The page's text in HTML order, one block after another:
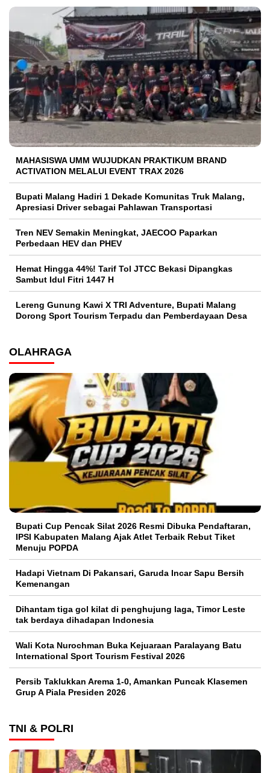
MAHASISWA UMM WUJUDKAN PRAKTIKUM BRAND
ACTIVATION MELALUI EVENT TRAX 2026
Bupati Malang Hadiri 1 Dekade Komunitas Truk Malang,
Apresiasi Driver sebagai Pahlawan Transportasi
Tren NEV Semakin Meningkat, JAECOO Paparkan
Perbedaan HEV dan PHEV
Hemat Hingga 44%! Tarif Tol JTCC Bekasi Dipangkas
Sambut Idul Fitri 1447 H
Lereng Gunung Kawi X TRI Adventure, Bupati Malang
Dorong Sport Tourism Terpadu dan Pemberdayaan Desa
OLAHRAGA
Bupati Cup Pencak Silat 2026 Resmi Dibuka Pendaftaran,
IPSI Kabupaten Malang Ajak Atlet Terbaik Rebut Tiket
Menuju POPDA
Hadapi Vietnam Di Pakansari, Garuda Incar Sapu Bersih
Kemenangan
Dihantam tiga gol kilat di penghujung laga, Timor Leste
tak berdaya dihadapan Indonesia
Wali Kota Nurochman Buka Kejuaraan Paralayang Batu
International Sport Tourism Festival 2026
Persib Taklukkan Arema 1-0, Amankan Puncak Klasemen
Grup A Piala Presiden 2026
TNI & POLRI